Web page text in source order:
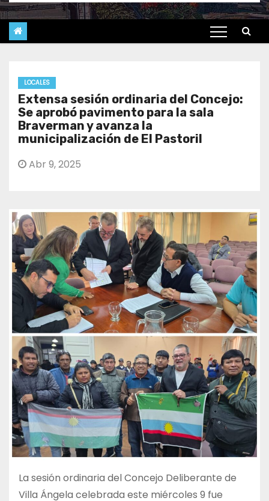
LOCALES
Extensa sesión ordinaria del Concejo:
Se aprobó pavimento para la sala
Braverman y avanza la
municipalización de El Pastoril
Abr 9, 2025
La sesión ordinaria del Concejo Deliberante de
Villa Ángela celebrada este miércoles 9 fue